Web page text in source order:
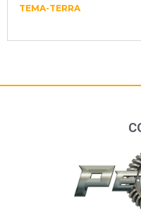
TEMA-TERRA